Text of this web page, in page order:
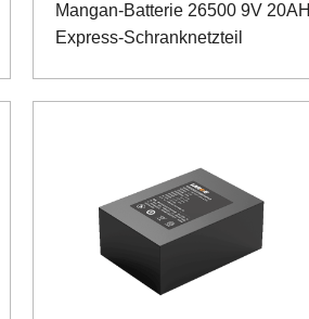
Mangan-Batterie 26500 9V 20AH
Express-Schranknetzteil